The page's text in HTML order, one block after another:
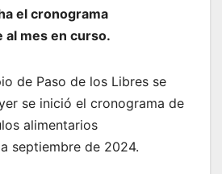
el cronograma
mes en curso.
de Paso de los Libres se
se inició el cronograma de
alimentarios
septiembre de 2024.